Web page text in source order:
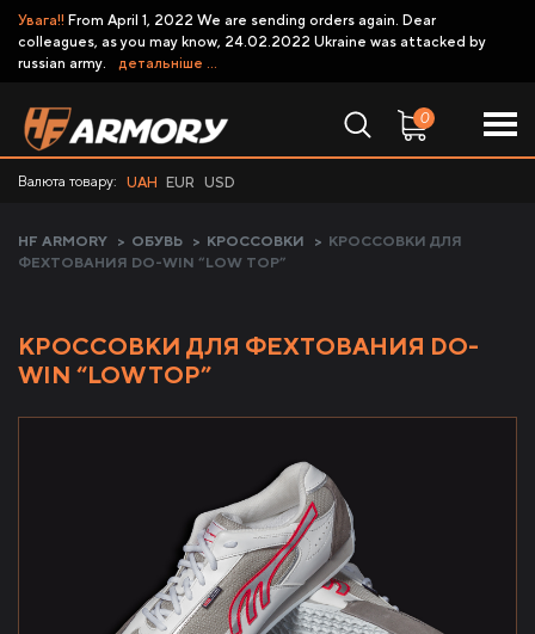
Увага!! From April 1, 2022 We are sending orders again. Dear
colleagues, as you may know, 24.02.2022 Ukraine was attacked by
russian army.
детальніше ...
Валюта товару: UAH EUR USD
0
HF ARMORY > ОБУВЬ > КРОССОВКИ > КРОССОВКИ ДЛЯ
ФЕХТОВАНИЯ DO-WIN “LOW TOP”
КРОССОВКИ ДЛЯ ФЕХТОВАНИЯ DO-
WIN “LOW TOP”